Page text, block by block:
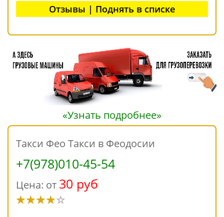
Отзывы | Поднять в списке
«Узнать подробнее»
Такси Фео Такси в Феодосии
+7(978)010-45-54
Цена: от 30 руб